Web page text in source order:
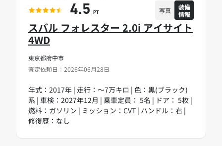
東京都府中市
査定依頼日：2026年06月28日
スバル フォレスター 2.0i アイサイト
4WD
年式：2017年 | 走行：～7万キロ | 色：黒(ブラック)
系 | 車検：2027年12月 | 乗車定員： 5名 | ドア： 5枚 |
燃料：ガソリン | ミッション：CVT | ハンドル：右 |
修復歴：なし
4.5 PT 写真
装備
情報